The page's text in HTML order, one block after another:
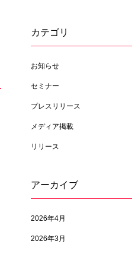
カテゴリ
お知らせ
セミナー
プレスリリース
メディア掲載
リリース
アーカイブ
2026年4月
2026年3月